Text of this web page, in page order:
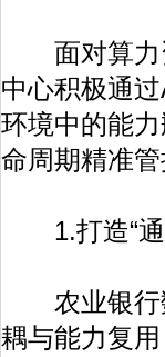
面对算力资
中心积极通
环境中的能
命周期精准管
1.打造“通
农业银行数
耦与能力复